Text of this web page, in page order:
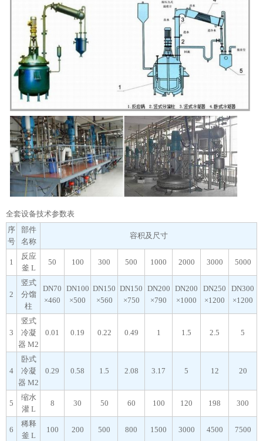
全套设备技术参数表
序
号
部件
名称
容积及尺寸
1
反应
釜 L
50 100 300 500 1000 2000 3000 5000
2
竖式
分馏
柱
DN70
×460
DN100
×500
DN150
×560
DN150
×750
DN200
×790
DN200
×1000
DN250
×1200
DN300
×1200
3
竖式
冷凝
器 M2
0.01 0.19 0.22 0.49 1 1.5 2.5 5
4
卧式
冷凝
器 M2
0.29 0.58 1.5 2.08 3.17 5 12 20
5
缩水
灌 L
8 30 50 60 100 120 198 300
6
稀释
釜 L
100 200 500 800 1500 3000 4500 7500